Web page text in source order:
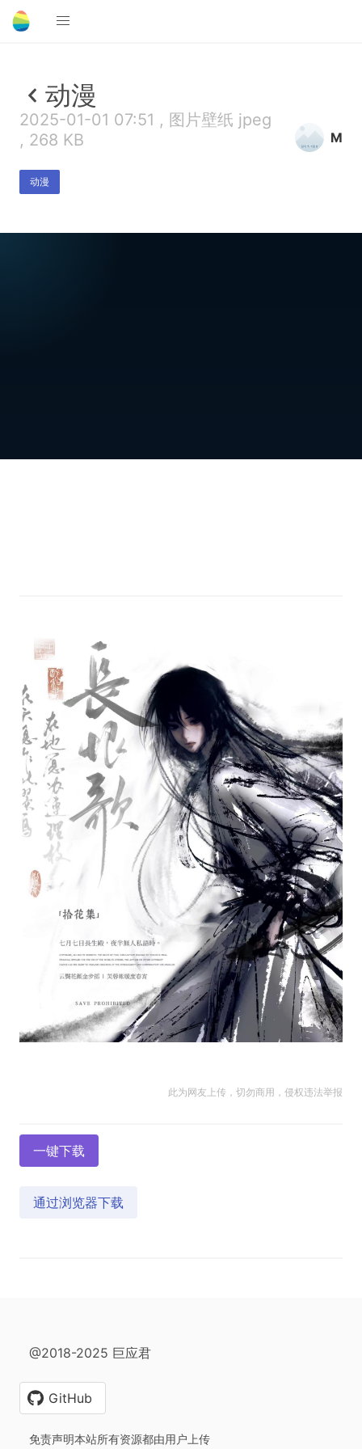
动漫
2025-01-01 07:51 , 图片壁纸 jpeg
, 268 KB
动漫
M
此为网友上传，切勿商用，侵权违法举报
一键下载
通过浏览器下载
@2018-2025 巨应君
GitHub
免责声明本站所有资源都由用户上传